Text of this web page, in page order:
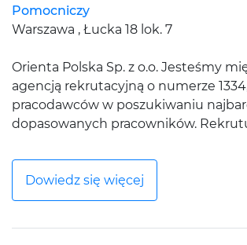
Pomocniczy
Warszawa , Łucka 18 lok. 7
Orienta Polska Sp. z o.o. Jesteśmy
agencją rekrutacyjną o numerze
pracodawców w poszukiwaniu
dopasowanych pracowników.
Dowiedz się więcej